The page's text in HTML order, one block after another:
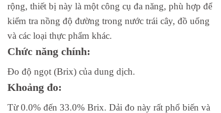
rộng, thiết bị này là một công cụ đa năng, phù hợp để
kiểm tra nồng độ đường trong nước trái cây, đồ uống
và các loại thực phẩm khác.
Chức năng chính:
Đo độ ngọt (Brix) của dung dịch.
Khoảng đo:
Từ 0.0% đến 33.0% Brix. Dải đo này rất phổ biến và